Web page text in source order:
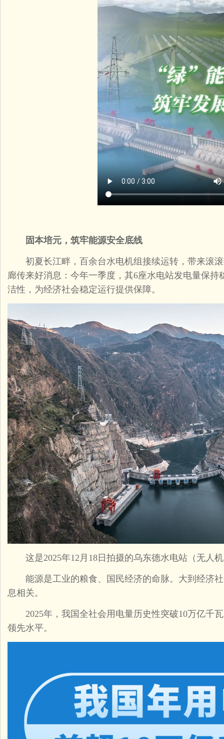
固本培元，筑牢能源安全底线
初夏长江畔，百余台水电机组接续运转，带来滚滚
廊传来好消息：今年一季度，其6座水电站发电量保
洁性，为经济社会稳定运行提供保障。
这是2025年12月18日拍摄的乌东德水电站（无人
能源是工业的粮食、国民经济的命脉。大到经济社
息相关。
2025年，我国全社会用电量历史性突破10万亿千
领先水平。